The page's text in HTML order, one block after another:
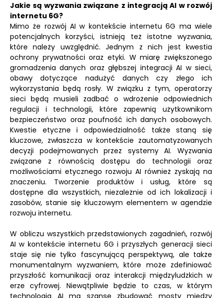
Jakie są wyzwania związane z integracją AI w rozwój
internetu 6G?
Mimo że rozwój AI w kontekście internetu 6G ma wiele
potencjalnych korzyści, istnieją też istotne wyzwania,
które należy uwzględnić. Jednym z nich jest kwestia
ochrony prywatności oraz etyki. W miarę zwiększonego
gromadzenia danych oraz głębszej integracji AI w sieci,
obawy dotyczące nadużyć danych czy złego ich
wykorzystania będą rosły. W związku z tym, operatorzy
sieci będą musieli zadbać o wdrożenie odpowiednich
regulacji i technologii, które zapewnią użytkownikom
bezpieczeństwo oraz poufność ich danych osobowych.
Kwestie etyczne i odpowiedzialność także staną się
kluczowe, zwłaszcza w kontekście zautomatyzowanych
decyzji podejmowanych przez systemy AI. Wyzwania
związane z równością dostępu do technologii oraz
możliwościami etycznego rozwoju AI również zyskają na
znaczeniu. Tworzenie produktów i usług, które są
dostępne dla wszystkich, niezależnie od ich lokalizacji i
zasobów, stanie się kluczowym elementem w agendzie
rozwoju internetu.
W obliczu wszystkich przedstawionych zagadnień, rozwój
AI w kontekście internetu 6G i przyszłych generacji sieci
staje się nie tylko fascynującą perspektywą, ale także
monumentalnym wyzwaniem, które może zdefiniować
przyszłość komunikacji oraz interakcji międzyludzkich w
erze cyfrowej. Niewątpliwie będzie to czas, w którym
technologia AI ma szansę zbudować mosty między